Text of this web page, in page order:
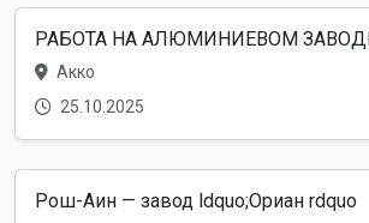
РАБОТА НА АЛЮМИНИЕВОМ
Акко
25.10.2025
Рош-Аин — завод ldquo;Ориан rdquo